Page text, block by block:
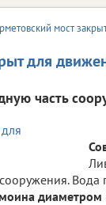
мост
для
часть
Вода
диаметром